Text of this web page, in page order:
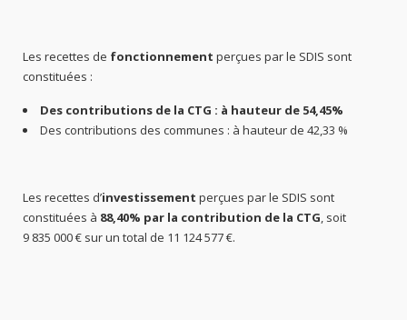
Les recettes de fonctionnement perçues par le SDIS sont
constituées :
Des contributions de la CTG : à hauteur de 54,45%
Des contributions des communes : à hauteur de 42,33 %
Les recettes d’investissementperçues par le SDIS sont
constituées à 88,40% par la contribution de la CTG, soit
9 835 000 € sur un total de 11 124 577 €.